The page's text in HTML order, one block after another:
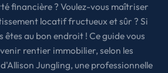
financière ? Voulez-vous maîtriser
locatif fructueux et sûr ? Si
êtes au bon endroit ! Ce guide vous
rentier immobilier, selon les
Jungling, une professionnelle